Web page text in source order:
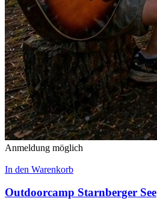
Anmeldung möglich
In den Warenkorb
Outdoorcamp Starnberger See